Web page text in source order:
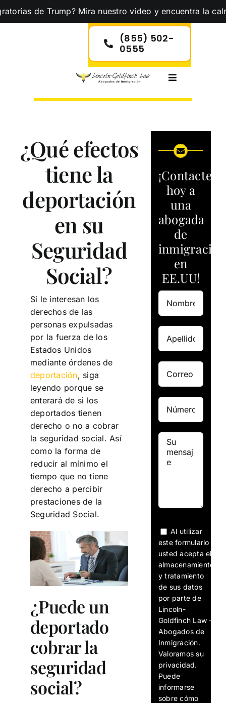
to
Mira nuestro video y encuentra la calma que
(855) 502-
0555
Toggle
¿Qué efectos
tiene la
deportación
en su
Seguridad
Social?
Si le interesan los
derechos de las
personas expulsadas
por la fuerza de los
Estados Unidos
mediante órdenes de
deportación, siga
leyendo porque se
enterará de si los
deportados tienen
derecho o no a cobrar
la seguridad social. Así
como la forma de
reducir al mínimo el
tiempo que no tiene
derecho a percibir
prestaciones de la
Seguridad Social.
¿Puede un
deportado
cobrar la
seguridad
social?
¡Contacte
hoy a
una
abogada
de
inmigración
en
EE.UU!
Al utilizar
este formulario
usted acepta el
almacenamiento
y tratamiento
de sus datos
por parte de
Lincoln-
Goldfinch Law -
Abogados de
Inmigración.
Valoramos su
privacidad.
Puede
informarse
sobre cómo